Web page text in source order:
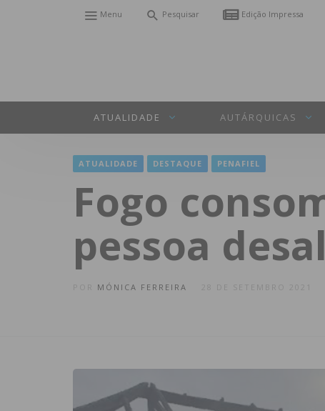
Menu Pesquisar Edição Impressa
ATUALIDADE AUTÁRQUICAS
ATUALIDADE DESTAQUE PENAFIEL
Fogo
pessoa
MÓNICA FERREIRA 28 DE SETEMBRO 2021